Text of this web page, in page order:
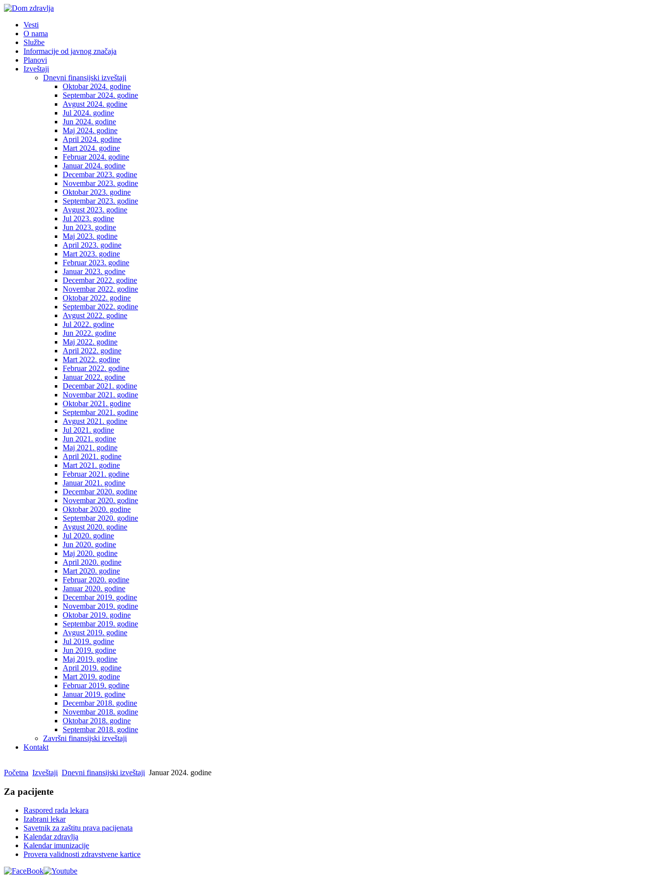
Vesti
O nama
Službe
Informacije od javnog značaja
Planovi
Izveštaji
Dnevni finansijski izveštaji
Oktobar 2024. godine
Septembar 2024. godine
Avgust 2024. godine
Jul 2024. godine
Jun 2024. godine
Maj 2024. godine
April 2024. godine
Mart 2024. godine
Februar 2024. godine
Januar 2024. godine
Decembar 2023. godine
Novembar 2023. godine
Oktobar 2023. godine
Septembar 2023. godine
Avgust 2023. godine
Jul 2023. godine
Jun 2023. godine
Maj 2023. godine
April 2023. godine
Mart 2023. godine
Februar 2023. godine
Januar 2023. godine
Decembar 2022. godine
Novembar 2022. godine
Oktobar 2022. godine
Septembar 2022. godine
Avgust 2022. godine
Jul 2022. godine
Jun 2022. godine
Maj 2022. godine
April 2022. godine
Mart 2022. godine
Februar 2022. godine
Januar 2022. godine
Decembar 2021. godine
Novembar 2021. godine
Oktobar 2021. godine
Septembar 2021. godine
Avgust 2021. godine
Jul 2021. godine
Jun 2021. godine
Maj 2021. godine
April 2021. godine
Mart 2021. godine
Februar 2021. godine
Januar 2021. godine
Decembar 2020. godine
Novembar 2020. godine
Oktobar 2020. godine
Septembar 2020. godine
Avgust 2020. godine
Jul 2020. godine
Jun 2020. godine
Maj 2020. godine
April 2020. godine
Mart 2020. godine
Februar 2020. godine
Januar 2020. godine
Decembar 2019. godine
Novembar 2019. godine
Oktobar 2019. godine
Septembar 2019. godine
Avgust 2019. godine
Jul 2019. godine
Jun 2019. godine
Maj 2019. godine
April 2019. godine
Mart 2019. godine
Februar 2019. godine
Januar 2019. godine
Decembar 2018. godine
Novembar 2018. godine
Oktobar 2018. godine
Septembar 2018. godine
Završni finansijski izveštaji
Kontakt
Početna Izveštaji Dnevni finansijski izveštaji Januar 2024. godine
Za pacijente
Raspored rada lekara
Izabrani lekar
Savetnik za zaštitu prava pacijenata
Kalendar zdravlja
Kalendar imunizacije
Provera validnosti zdravstvene kartice